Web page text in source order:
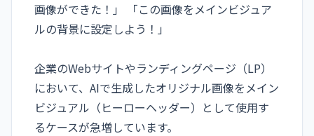
画像ができた！」 「この画像をメインビジュア
ルの背景に設定しよう！」
企業のWebサイトやランディングページ（LP）
において、AIで生成したオリジナル画像をメイン
ビジュアル（ヒーローヘッダー）として使用す
るケースが急増しています。